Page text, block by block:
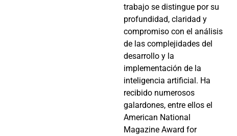
trabajo se distingue por su
profundidad, claridad y
compromiso con el análisis
de las complejidades del
desarrollo y la
implementación de la
inteligencia artificial. Ha
recibido numerosos
galardones, entre ellos el
American National
Magazine Award for